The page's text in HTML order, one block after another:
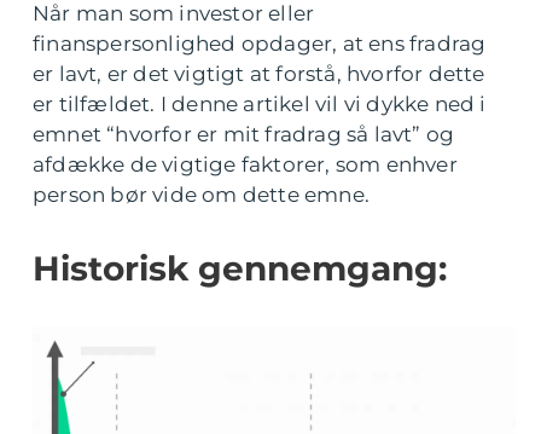
Når man som investor eller
finanspersonlighed opdager, at ens fradrag
er lavt, er det vigtigt at forstå, hvorfor dette
er tilfældet. I denne artikel vil vi dykke ned i
emnet “hvorfor er mit fradrag så lavt” og
afdække de vigtige faktorer, som enhver
person bør vide om dette emne.
Historisk gennemgang: